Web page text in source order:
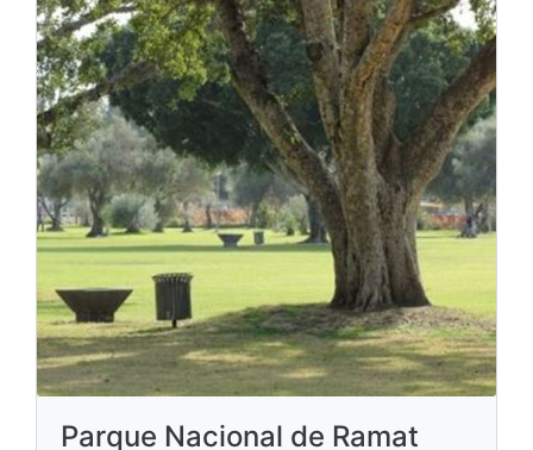
Parque Nacional de Ramat